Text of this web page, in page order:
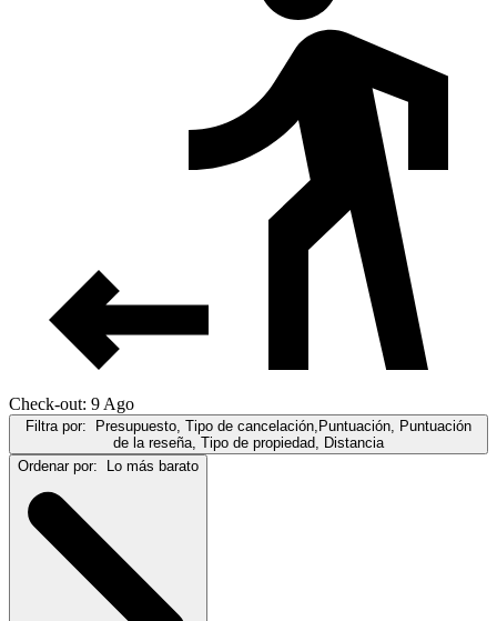
Check-out: 9 Ago
Filtra por:
Presupuesto, Tipo de cancelación,Puntuación, Puntuación
de la reseña, Tipo de propiedad, Distancia
Ordenar por:
Lo más barato